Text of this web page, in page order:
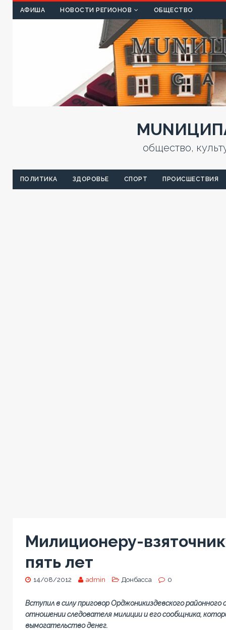
АФИША НОВОСТИ РЕГИОНОВ ОБЩЕСТВО
общество,
ПОЛИТИКА ЗДОРОВЬЕ СПОРТ ПРОИСШЕСТВИЯ
Милиционеру-
пять лет
14/08/2012 admin Донбасса 0
Вступил в силу приговор Орджоникиздевского районного
отношении следователя милиции и его сообщника,
вымогательство денег.